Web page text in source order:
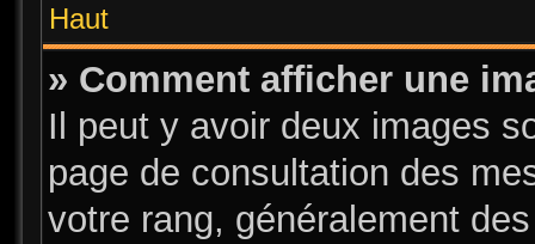
Haut
» Comment afficher une
Il peut y avoir deux images
page de consultation des
votre rang, généralement